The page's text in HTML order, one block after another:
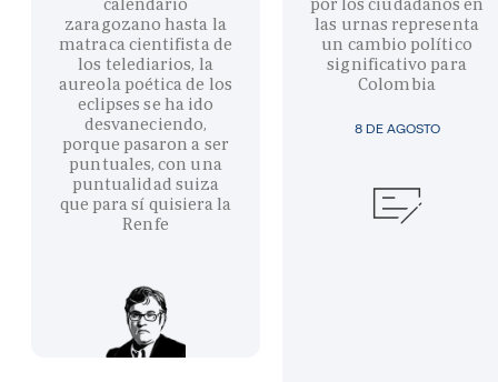
calendario
zaragozano hasta la
matraca cientifista de
los telediarios, la
aureola poética de los
eclipses se ha ido
desvaneciendo,
porque pasaron a ser
puntuales, con una
puntualidad suiza
que para sí quisiera la
Renfe
8 DE AGOSTO
por los ciudadanos en
las urnas representa
un cambio político
significativo para
Colombia